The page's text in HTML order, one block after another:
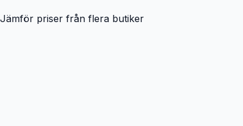
Jämför priser från flera butiker